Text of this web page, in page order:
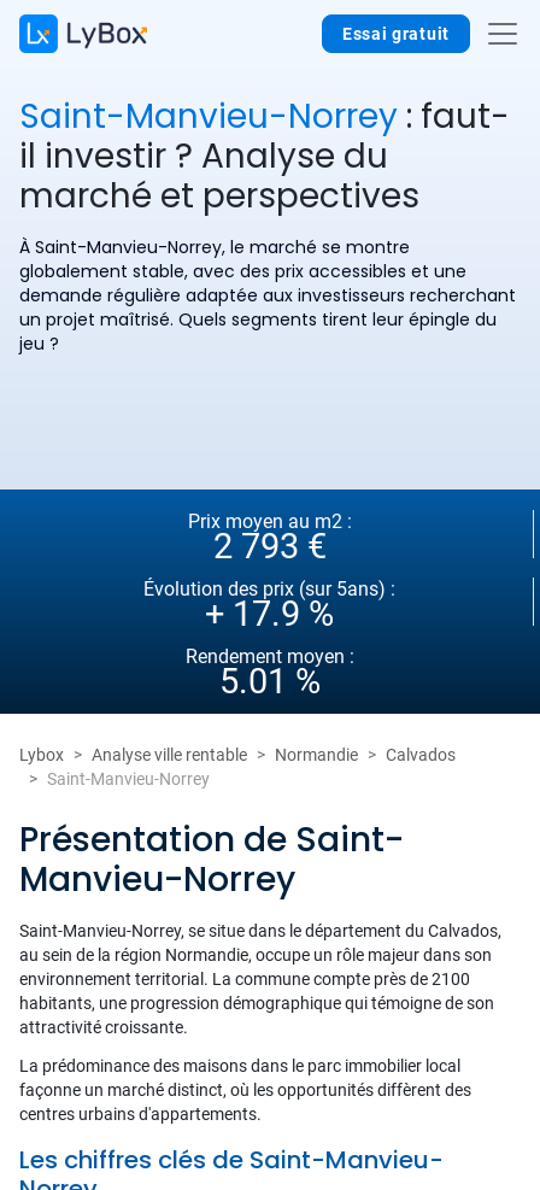
Essai gratuit
Saint-Manvieu-Norrey : faut-
il investir ? Analyse du
marché et perspectives
À Saint-Manvieu-Norrey, le marché se montre
globalement stable, avec des prix accessibles et une
demande régulière adaptée aux investisseurs recherchant
un projet maîtrisé. Quels segments tirent leur épingle du
jeu ?
Prix moyen au m2 :
2 793 €
Évolution des prix (sur 5ans) :
+ 17.9 %
Rendement moyen :
5.01 %
Lybox Analyse ville rentable Normandie
Calvados
Saint-Manvieu-Norrey
Présentation de Saint-
Manvieu-Norrey
Saint-Manvieu-Norrey, se situe dans le département du Calvados,
au sein de la région Normandie, occupe un rôle majeur dans son
environnement territorial. La commune compte près de 2100
habitants, une progression démographique qui témoigne de son
attractivité croissante.
La prédominance des maisons dans le parc immobilier local
façonne un marché distinct, où les opportunités diffèrent des
centres urbains d'appartements.
Les chiffres clés de Saint-Manvieu-